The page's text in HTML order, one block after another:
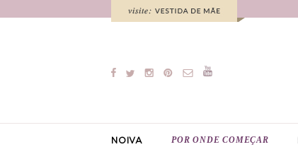
NOIVA POR ONDE COMEÇAR